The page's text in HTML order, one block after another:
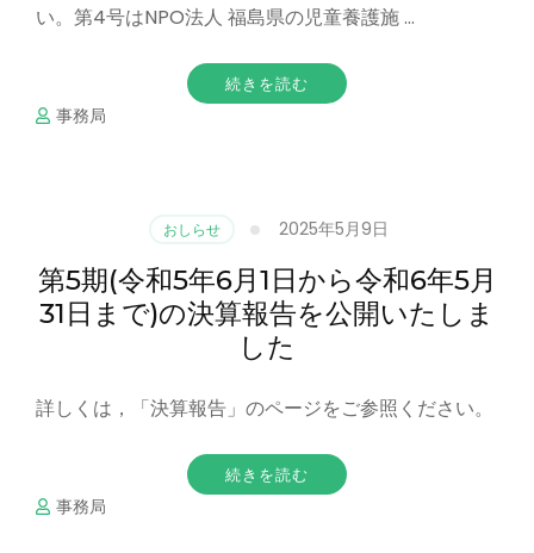
い。第4号はNPO法人 福島県の児童養護施 …
続きを読む
事務局
おしらせ 2025年5月9日
第5期(令和5年6月1日から令和6年5月
31日まで)の決算報告を公開いたしま
した
詳しくは，「決算報告」のページをご参照ください。
続きを読む
事務局